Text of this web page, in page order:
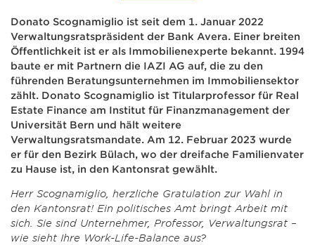
Donato Scognamiglio ist seit dem 1. Januar 2022
Verwaltungsratspräsident der Bank Avera. Einer breiten
Öffentlichkeit ist er als Immobilienexperte bekannt. 1994
baute er mit Partnern die IAZI AG auf, die zu den
führenden Beratungsunternehmen im Immobiliensektor
zählt. Donato Scognamiglio ist Titularprofessor für Real
Estate Finance am Institut für Finanzmanagement der
Universität Bern und hält weitere
Verwaltungsratsmandate. Am 12. Februar 2023 wurde
er für den Bezirk Bülach, wo der dreifache Familienvater
zu Hause ist, in den Kantonsrat gewählt.
Herr Scognamiglio, herzliche Gratulation zur Wahl in
den Kantonsrat! Ein politisches Amt bringt Arbeit mit
sich. Sie sind Unternehmer, Professor, Verwaltungsrat –
wie sieht Ihre Work-Life-Balance aus?